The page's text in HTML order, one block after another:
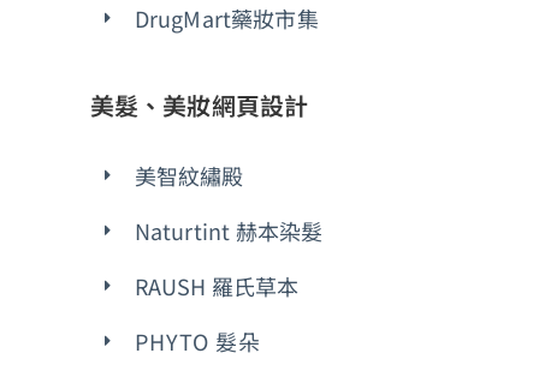
DrugMart藥妝市集
美髮、美妝網頁設計
美智紋繡殿
Naturtint 赫本染髮
RAUSH 羅氏草本
PHYTO 髮朵